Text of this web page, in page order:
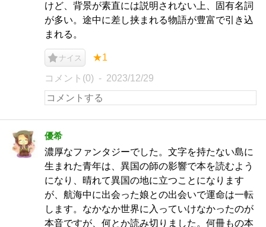
けど、背景が素直には説明されない上、固有名詞
が多い。途中に差し挟まれる物語が豊富で引き込
まれる。
ナイス ★1
コメント(0) 2023/12/29
優希
濃厚なファンタジーでした。文字を持たない島に
生まれた青年は、異国の師の影響で本を読むよう
になり、晴れて異国の地に立つことになります
が、航海中に出会った娘との出会いで運命は一転
します。なかなか世界に入っていけなかったのが
本音ですが、何とか読み切りました。何冊もの本